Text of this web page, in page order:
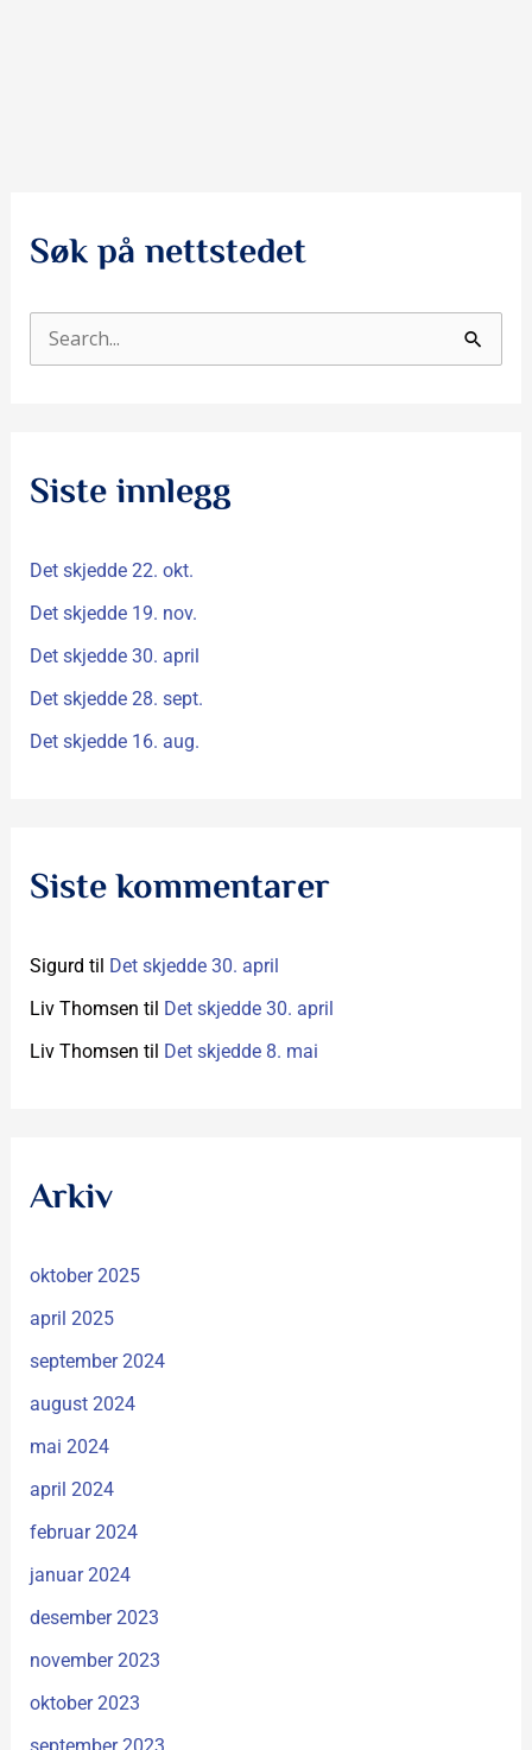
Søk på nettstedet
t
e
r
:
Siste innlegg
Det skjedde 22. okt.
Det skjedde 19. nov.
Det skjedde 30. april
Det skjedde 28. sept.
Det skjedde 16. aug.
Siste kommentarer
Sigurd til Det skjedde 30. april
Liv Thomsen til Det skjedde 30. april
Liv Thomsen til Det skjedde 8. mai
Arkiv
oktober 2025
april 2025
september 2024
august 2024
mai 2024
april 2024
februar 2024
januar 2024
desember 2023
november 2023
oktober 2023